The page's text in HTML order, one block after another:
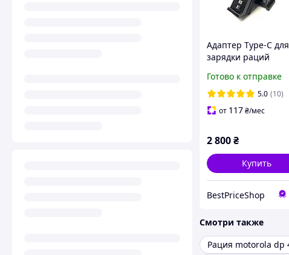
Адаптер Type-C для
зарядки раций
комплект 10 шт
Готово к отправке
5.0 (10)
от 117₴/мес
2 800₴
Купить
BestPriceShop
Смотри также